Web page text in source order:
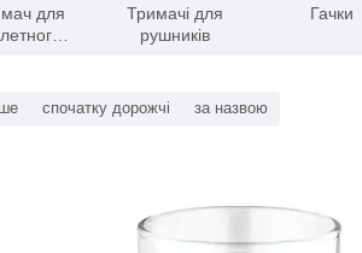
для
Тримачі для
рушників
Гачки
спочатку дорожчі за назвою